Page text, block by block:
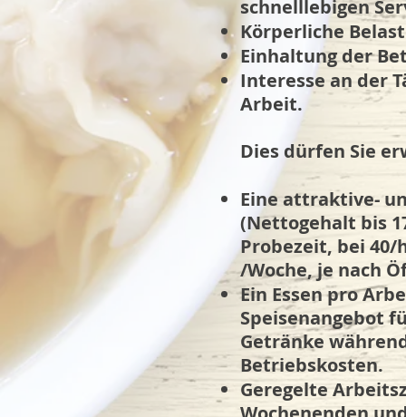
schnelllebigen
Körperliche
Einhaltung der
Interesse an der
Arbeit.
Dies dürfen Sie
Eine attraktive-
(Nettogehalt bis
Probezeit, bei 40/
/Woche, je nach
Ein Essen pro
Speisenangebot
Getränke
Betriebskosten.
Geregelte